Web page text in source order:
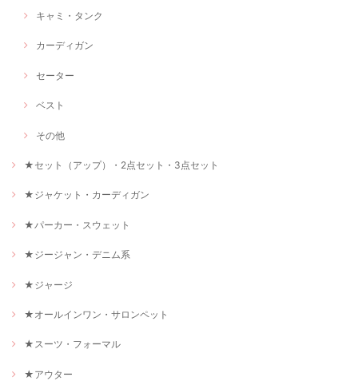
キャミ・タンク
カーディガン
セーター
ベスト
その他
★セット（アップ）・2点セット・3点セット
★ジャケット・カーディガン
★パーカー・スウェット
★ジージャン・デニム系
★ジャージ
★オールインワン・サロンペット
★スーツ・フォーマル
★アウター